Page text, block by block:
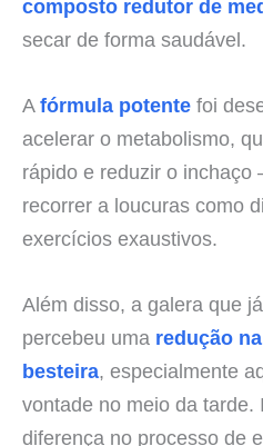
composto redutor de
secar de forma saudável.
Afórmula potente foi
acelerar o metabolismo,
rápido e reduzir o inchaço
recorrer a loucuras como
exercícios exaustivos.
Além disso, a galera que
percebeu uma redução
besteira, especialmente
vontade no meio da tarde.
diferença no processo de